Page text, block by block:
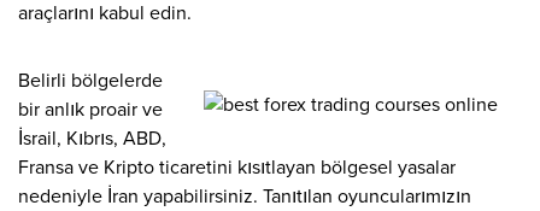
araçlarını kabul edin.
Belirli bölgelerde
bir anlık proair ve
İsrail, Kıbrıs, ABD,
Fransa ve Kripto ticaretini kısıtlayan bölgesel yasalar
nedeniyle İran yapabilirsiniz. Tanıtılan oyuncularımızın